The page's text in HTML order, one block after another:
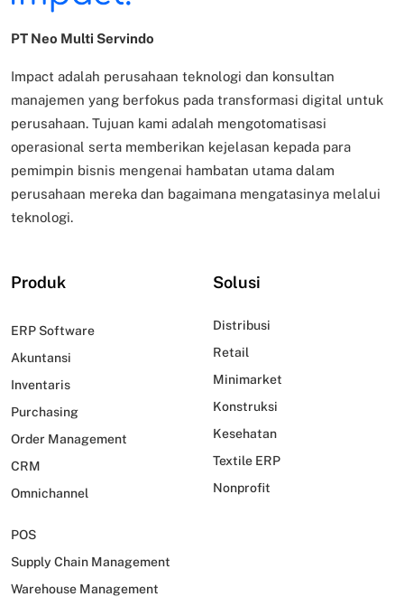
PT Neo Multi Servindo
Impact adalah perusahaan teknologi dan konsultan
manajemen yang berfokus pada transformasi digital untuk
perusahaan. Tujuan kami adalah mengotomatisasi
operasional serta memberikan kejelasan kepada para
pemimpin bisnis mengenai hambatan utama dalam
perusahaan mereka dan bagaimana mengatasinya melalui
teknologi.
Produk
ERP Software
Akuntansi
Inventaris
Purchasing
Order Management
CRM
Omnichannel
POS
Supply Chain Management
Warehouse Management
Solusi
Distribusi
Retail
Minimarket
Konstruksi
Kesehatan
Textile ERP
Nonprofit